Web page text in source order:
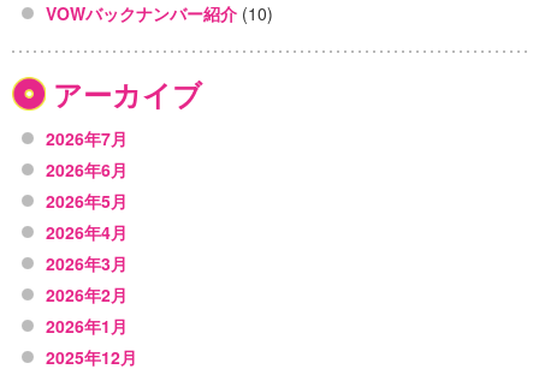
VOWバックナンバー紹介 (10)
アーカイブ
2026年7月
2026年6月
2026年5月
2026年4月
2026年3月
2026年2月
2026年1月
2025年12月